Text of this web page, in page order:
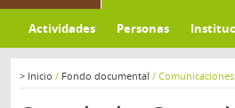
Actividades Personas
> Inicio / Fondo documental /